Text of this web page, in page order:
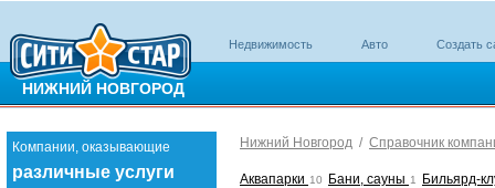
НИЖНИЙ НОВГОРОД
Недвижимость Авто Создать
Компании, оказывающие
различные услуги
Нижний Новгород / Справочник
Аквапарки 10 Бани, сауны 1 Бильярд-